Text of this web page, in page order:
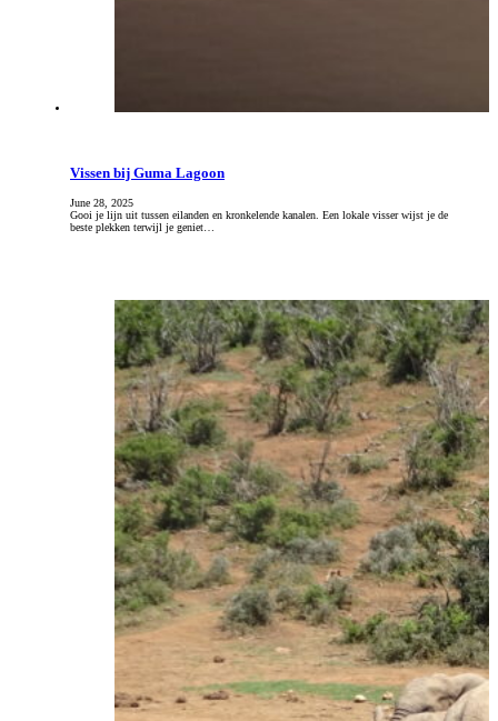
Vissen bij Guma Lagoon
June 28, 2025
Gooi je lijn uit tussen eilanden en kronkelende kanalen. Een lokale visser wijst je de
beste plekken terwijl je geniet…